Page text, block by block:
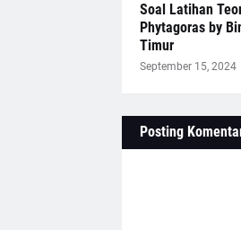
Soal Latihan
Phytagoras by
Timur
September 15, 2024
Posting